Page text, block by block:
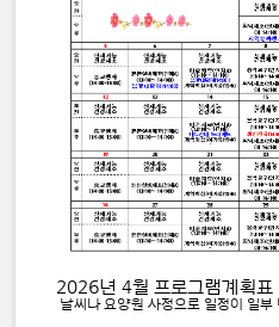
2026년 4월 프로그램계획표
날씨나 요양원 사정으로 일정이 일부